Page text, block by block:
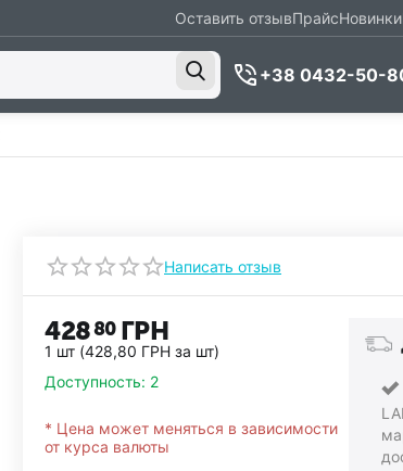
Оставить отзывПрайсНовинки
+38 0432-50-
Написать отзыв
42880 ГРН
1 шт (428,80 ГРН за шт)
Доступность: 2
* Цена может меняться в зависимости
от курса валюты